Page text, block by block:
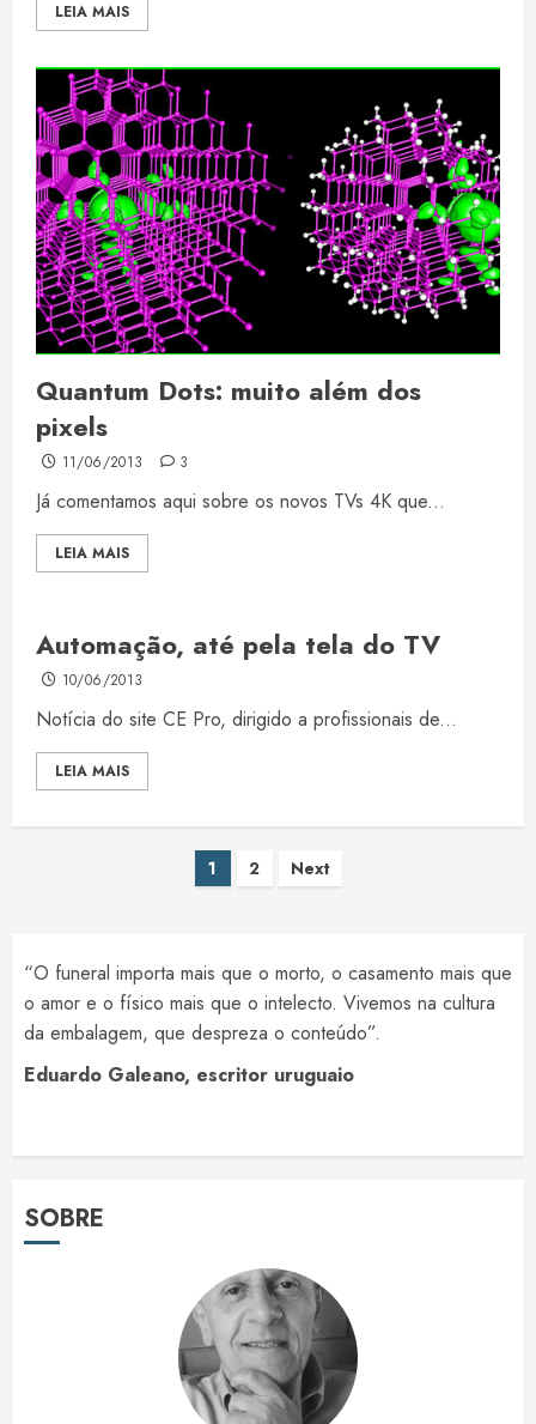
LEIA MAIS
Quantum Dots: muito além dos
pixels
11/06/2013 3
Já comentamos aqui sobre os novos TVs 4K que...
LEIA MAIS
Automação, até pela tela do TV
10/06/2013
Notícia do site CE Pro, dirigido a profissionais de...
LEIA MAIS
Paginação
posts
1 2 Next
“O funeral importa mais que o morto, o casamento mais que
o amor e o físico mais que o intelecto. Vivemos na cultura
da embalagem, que despreza o conteúdo”.
Eduardo Galeano, escritor uruguaio
SOBRE